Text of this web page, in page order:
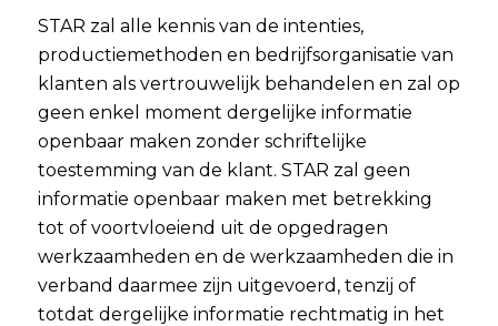
STAR zal alle kennis van de intenties,
productiemethoden en bedrijfsorganisatie van
klanten als vertrouwelijk behandelen en zal op
geen enkel moment dergelijke informatie
openbaar maken zonder schriftelijke
toestemming van de klant. STAR zal geen
informatie openbaar maken met betrekking
tot of voortvloeiend uit de opgedragen
werkzaamheden en de werkzaamheden die in
verband daarmee zijn uitgevoerd, tenzij of
totdat dergelijke informatie rechtmatig in het